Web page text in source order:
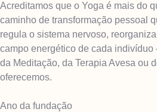
Acreditamos que o Yoga é mais do
caminho de transformação pessoal
regula o sistema nervoso,
campo energético de cada
da Meditação, da Terapia Avesa ou
oferecemos.
Ano da fundação